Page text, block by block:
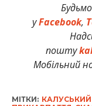
уFacebook,
пошту
Мобільний
МІТКИ: